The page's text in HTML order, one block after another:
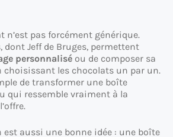
n’est pas forcément générique.
dont Jeff de Bruges, permettent
personnalisé ou de composer sa
choisissant les chocolats un par un.
de transformer une boîte
qui ressemble vraiment à la
est aussi une bonne idée : une boîte